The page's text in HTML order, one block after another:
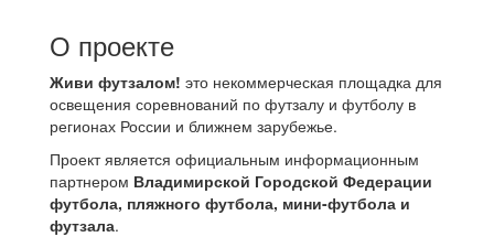
О проекте
Живи футзалом! это некоммерческая площадка для
освещения соревнований по футзалу и футболу в
регионах России и ближнем зарубежье.
Проект является официальным информационным
партнером Владимирской Городской Федерации
футбола, пляжного футбола, мини-футбола и
футзала.